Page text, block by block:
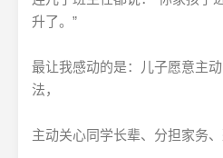
升了。”
最让我感动的是：儿子愿意主
法，
主动关心同学长辈、分担家务、